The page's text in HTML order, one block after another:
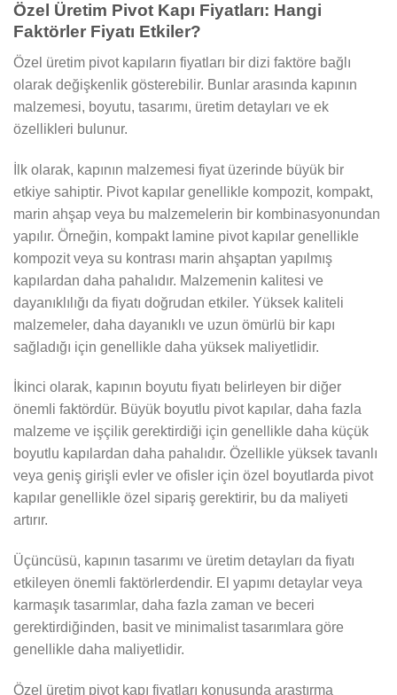
Özel Üretim Pivot Kapı Fiyatları: Hangi
Faktörler Fiyatı Etkiler?
Özel üretim pivot kapıların fiyatları bir dizi faktöre bağlı
olarak değişkenlik gösterebilir. Bunlar arasında kapının
malzemesi, boyutu, tasarımı, üretim detayları ve ek
özellikleri bulunur.
İlk olarak, kapının malzemesi fiyat üzerinde büyük bir
etkiye sahiptir. Pivot kapılar genellikle kompozit, kompakt,
marin ahşap veya bu malzemelerin bir kombinasyonundan
yapılır. Örneğin, kompakt lamine pivot kapılar genellikle
kompozit veya su kontrası marin ahşaptan yapılmış
kapılardan daha pahalıdır. Malzemenin kalitesi ve
dayanıklılığı da fiyatı doğrudan etkiler. Yüksek kaliteli
malzemeler, daha dayanıklı ve uzun ömürlü bir kapı
sağladığı için genellikle daha yüksek maliyetlidir.
İkinci olarak, kapının boyutu fiyatı belirleyen bir diğer
önemli faktördür. Büyük boyutlu pivot kapılar, daha fazla
malzeme ve işçilik gerektirdiği için genellikle daha küçük
boyutlu kapılardan daha pahalıdır. Özellikle yüksek tavanlı
veya geniş girişli evler ve ofisler için özel boyutlarda pivot
kapılar genellikle özel sipariş gerektirir, bu da maliyeti
artırır.
Üçüncüsü, kapının tasarımı ve üretim detayları da fiyatı
etkileyen önemli faktörlerdendir. El yapımı detaylar veya
karmaşık tasarımlar, daha fazla zaman ve beceri
gerektirdiğinden, basit ve minimalist tasarımlara göre
genellikle daha maliyetlidir.
Özel üretim pivot kapı fiyatları konusunda araştırma